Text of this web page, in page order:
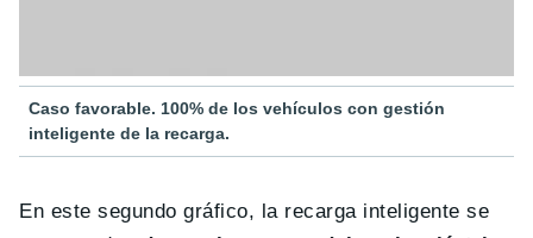
Caso favorable. 100% de los vehículos con gestión
inteligente de la recarga.
En este segundo gráfico, la recarga inteligente se